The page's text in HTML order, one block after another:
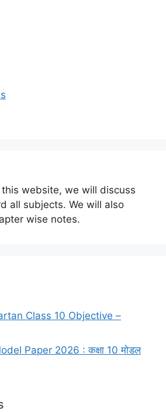
this website, we will discuss
all subjects. We will also
wise notes.
Class 10 Objective –
Paper 2026 : कक्षा 10 मोडल